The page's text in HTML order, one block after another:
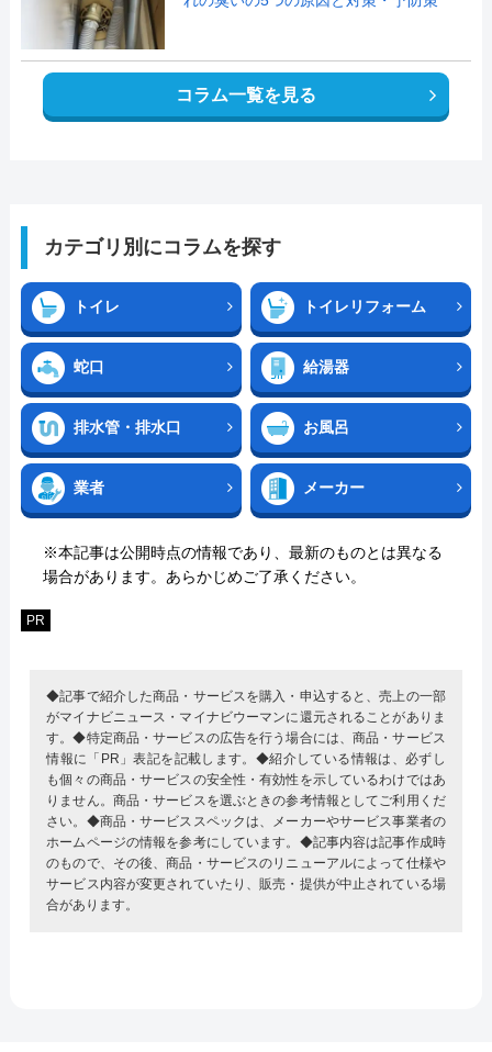
コラム一覧を見る
カテゴリ別にコラムを探す
トイレ トイレリフォーム
蛇口 給湯器
排水管・排水口 お風呂
業者 メーカー
※本記事は公開時点の情報であり、最新のものとは異なる
場合があります。あらかじめご了承ください。
PR
◆記事で紹介した商品・サービスを購入・申込すると、売上の一部
がマイナビニュース・マイナビウーマンに還元されることがありま
す。◆特定商品・サービスの広告を行う場合には、商品・サービス
情報に「PR」表記を記載します。◆紹介している情報は、必ずし
も個々の商品・サービスの安全性・有効性を示しているわけではあ
りません。商品・サービスを選ぶときの参考情報としてご利用くだ
さい。◆商品・サービススペックは、メーカーやサービス事業者の
ホームページの情報を参考にしています。◆記事内容は記事作成時
のもので、その後、商品・サービスのリニューアルによって仕様や
サービス内容が変更されていたり、販売・提供が中止されている場
合があります。